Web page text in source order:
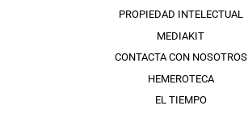
PROPIEDAD INTELECTUAL
MEDIAKIT
CONTACTA CON NOSOTROS
HEMEROTECA
EL TIEMPO